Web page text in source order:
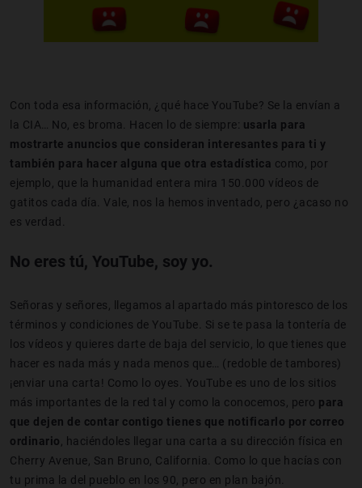
Con toda esa información, ¿qué hace YouTube? Se la envían a
la CIA… No, es broma. Hacen lo de siempre: usarla para
mostrarte anuncios que consideran interesantes para ti y
también para hacer alguna que otra estadística como, por
ejemplo, que la humanidad entera mira 150.000 vídeos de
gatitos cada día. Vale, nos la hemos inventado, pero ¿acaso no
es verdad.
No eres tú, YouTube, soy yo.
Señoras y señores, llegamos al apartado más pintoresco de los
términos y condiciones de YouTube. Si se te pasa la tontería de
los vídeos y quieres darte de baja del servicio, lo que tienes que
hacer es nada más y nada menos que… (redoble de tambores)
¡enviar una carta! Como lo oyes. YouTube es uno de los sitios
más importantes de la red tal y como la conocemos, pero para
que dejen de contar contigo tienes que notificarlo por correo
ordinario, haciéndoles llegar una carta a su dirección física en
Cherry Avenue, San Bruno, California. Como lo que hacías con
tu prima la del pueblo en los 90, pero en plan bajón.